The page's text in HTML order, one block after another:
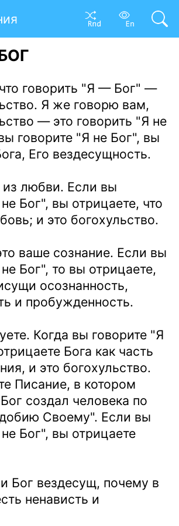
говорить "Я — Бог" —
Я же говорю вам,
— это говорить "Я не
говорите "Я не Бог", вы
Его вездесущность.
любви. Если вы
Бог", вы отрицаете, что
и это богохульство.
ваше сознание. Если вы
Бог", то вы отрицаете,
осознанность,
и пробужденность.
Когда вы говорите "Я
Бога как часть
и это богохульство.
Писание, в котором
создал человека по
Своему". Если вы
Бог", вы отрицаете
Бог вездесущ, почему в
ненависть и